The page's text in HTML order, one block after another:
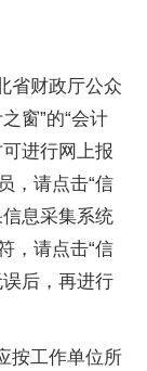
省财政厅公众
窗”的“会计
进行网上报
，请点击“信
息采集系统
，请点击“信
后，再进行
按工作单位所